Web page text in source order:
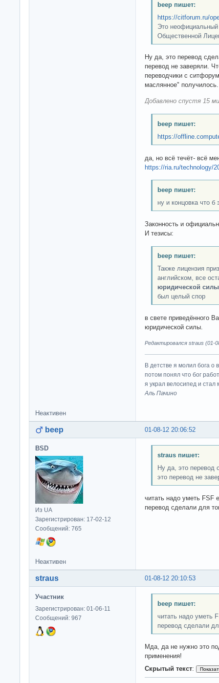
beep пишет:
https://citforum.ru/
Это неофициальный
Общественной
Ну да, это перевод
перевод не заверяли.
переводчики с
маслянное" получилось.
Добавлено спустя 15
beep пишет:
https://
да, но всё течёт- всё
https://ria.ru/technology/
beep пишет:
ну и концовка что б
Законность и
И тезисы:
beep пишет:
Также лицензия
английском, все
юридической силы
был целый спор
в свете приведённого
юридической силы.
Редактировался straus (01-
В детстве я молил бога о
потом понял что бог
я украл велосипед и стал
Аль Пачино
Неактивен
01-08-12 20:06:52
beep
BSD
Из UA
Зарегистрирован: 17-02-12
Сообщений: 765
straus пишет:
Ну да, это перевод
это перевод не
читать надо уметь FSF
перевод сделали для
Неактивен
01-08-12 20:10:53
straus
Участник
Зарегистрирован: 01-06-11
Сообщений: 967
beep пишет:
читать надо уметь
перевод сделали
Мда, да не нужно это
применения!
Скрытый текст: